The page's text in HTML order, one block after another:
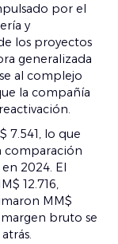
por el
y
los proyectos
generalizada
al complejo
la compañía
7.541, lo que
comparación
2024. El
12.716,
MM$
margen bruto se